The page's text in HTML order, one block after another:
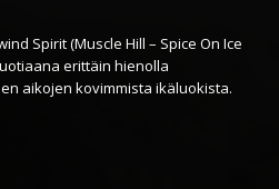
Spirit (Muscle Hill – Spice On Ice
erittäin hienolla
aikojen kovimmista ikäluokista.